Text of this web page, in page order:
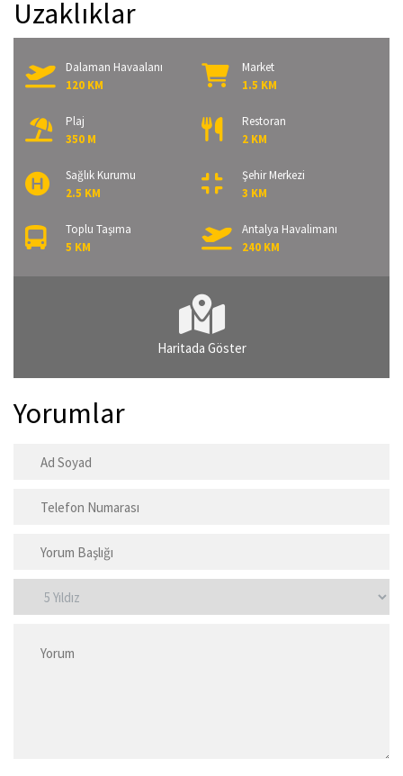
Uzaklıklar
Dalaman Havaalanı
120 KM
Market
1.5 KM
Plaj
350 M
Restoran
2 KM
Sağlık Kurumu
2.5 KM
Şehir Merkezi
3 KM
Toplu Taşıma
5 KM
Antalya Havalimanı
240 KM
Haritada Göster
Yorumlar